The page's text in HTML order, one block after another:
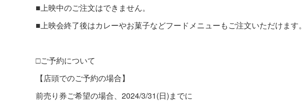
■上映中のご注文はできません。
■上映会終了後はカレーやお菓子などフードメニューもご注文いただけま
□ご予約について
【店頭でのご予約の場合】
前売り券ご希望の場合、2024/3/31(日)までに